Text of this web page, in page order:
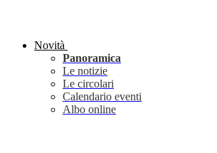
Novità
Panoramica
Le notizie
Le circolari
Calendario eventi
Albo online